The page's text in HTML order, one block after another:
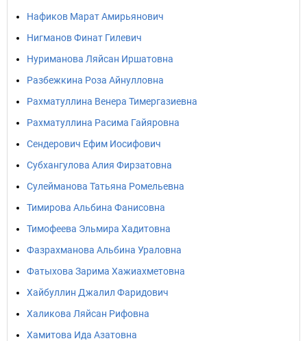
Нафиков Марат Амирьянович
Нигманов Финат Гилевич
Нуриманова Ляйсан Иршатовна
Разбежкина Роза Айнулловна
Рахматуллина Венера Тимергазиевна
Рахматуллина Расима Гайяровна
Сендерович Ефим Иосифович
Субхангулова Алия Фирзатовна
Сулейманова Татьяна Ромельевна
Тимирова Альбина Фанисовна
Тимофеева Эльмира Хадитовна
Фазрахманова Альбина Ураловна
Фатыхова Зарима Хажиахметовна
Хайбуллин Джалил Фаридович
Халикова Ляйсан Рифовна
Хамитова Ида Азатовна